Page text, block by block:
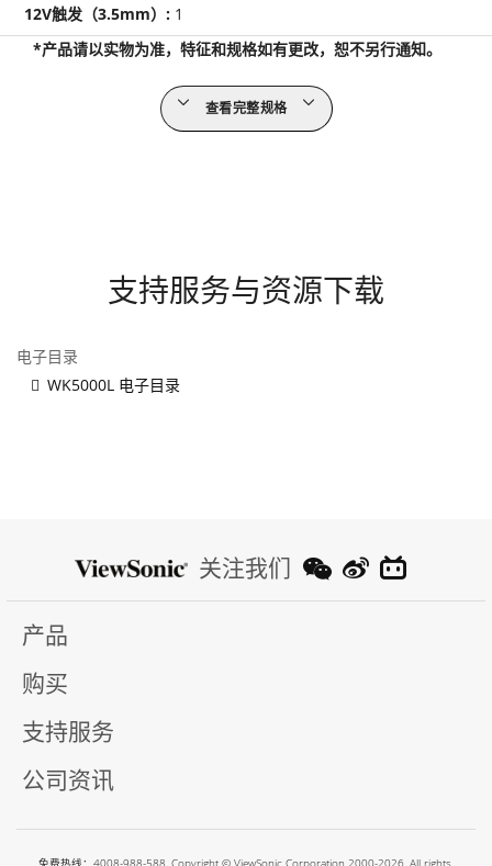
12V触发（3.5mm）: 1
*产品请以实物为准，特征和规格如有更改，恕不另行通知。
查看完整规格
支持服务与资源下载
电子目录
WK5000L 电子目录
关注我们
产品
购买
支持服务
公司资讯